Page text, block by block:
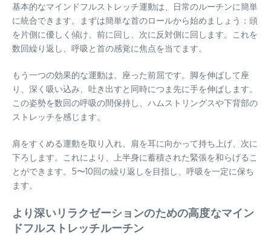
基本的なマインドフルストレッチ運動は、日常のルーチンに簡単
に統合できます。まずは簡単な首のロールから始めましょう：頭
を片側に優しく傾け、前に回し、次に反対側に回します。これを
数回繰り返し、呼吸と首の感覚に焦点を当てます。
もう一つの効果的な運動は、座った前屈です。脚を伸ばして座
り、深く吸い込み、吐き出すと同時につま先に手を伸ばします。
この姿勢を数回の呼吸の間保持し、ハムストリングスや下背部の
ストレッチを感じます。
肩をすくめる運動を取り入れ、肩を耳に向かって持ち上げ、次に
下ろします。これにより、上半身に蓄積された緊張を和らげるこ
とができます。5〜10回の繰り返しを目指し、呼吸を一定に保ち
ます。
より深いリラクゼーションのための高度なマイン
ドフルストレッチルーチン